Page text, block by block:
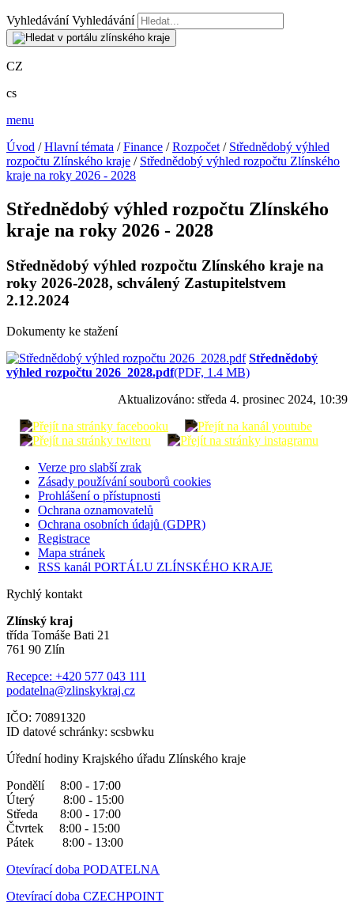
Vyhledávání Vyhledávání
CZ
cs
menu
Úvod /Hlavní témata /Finance /Rozpočet / Střednědobý výhled
rozpočtu Zlínského kraje / Střednědobý výhled rozpočtu Zlínského
kraje na roky 2026 - 2028
Střednědobý výhled rozpočtu Zlínského
kraje na roky 2026 - 2028
Střednědobý výhled rozpočtu Zlínského kraje na
roky 2026-2028, schválený Zastupitelstvem
2.12.2024
Dokumenty ke stažení
Střednědobý
výhled rozpočtu 2026_2028.pdf(PDF, 1.4 MB)
Aktualizováno: středa 4. prosinec 2024, 10:39
Verze pro slabší zrak
Zásady používání souborů cookies
Prohlášení o přístupnosti
Ochrana oznamovatelů
Ochrana osobních údajů (GDPR)
Registrace
Mapa stránek
RSS kanál PORTÁLU ZLÍNSKÉHO KRAJE
Rychlý kontakt
Zlínský kraj
třída Tomáše Bati 21
761 90 Zlín
Recepce: +420 577 043 111
podatelna@zlinskykraj.cz
IČO: 70891320
ID datové schránky: scsbwku
Úřední hodiny Krajského úřadu Zlínského kraje
Pondělí 8:00 - 17:00
Úterý 8:00 - 15:00
Středa 8:00 - 17:00
Čtvrtek 8:00 - 15:00
Pátek 8:00 - 13:00
Otevírací doba PODATELNA
Otevírací doba CZECHPOINT